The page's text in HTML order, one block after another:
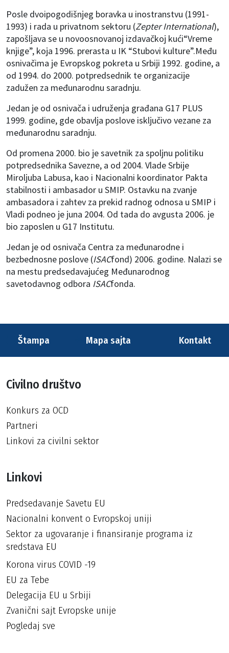
Posle dvoipogodišnjeg boravka u inostranstvu (1991-
1993) i rada u privatnom sektoru (Zepter International),
zapošljava se u novoosnovanoj izdavačkoj kući“Vreme
knjige”, koja 1996. prerasta u IK “Stubovi kulture”.Među
osnivačima je Evropskog pokreta u Srbiji 1992. godine, a
od 1994. do 2000. potpredsednik te organizacije
zadužen za međunarodnu saradnju.
Jedan je od osnivača i udruženja građana G17 PLUS
1999. godine, gde obavlja poslove isključivo vezane za
međunarodnu saradnju.
Od promena 2000. bio je savetnik za spoljnu politiku
potpredsednika Savezne, a od 2004. Vlade Srbije
Miroljuba Labusa, kao i Nacionalni koordinator Pakta
stabilnosti i ambasador u SMIP. Ostavku na zvanje
ambasadora i zahtev za prekid radnog odnosa u SMIP i
Vladi podneo je juna 2004. Od tada do avgusta 2006. je
bio zaposlen u G17 Institutu.
Jedan je od osnivača Centra za međunarodne i
bezbednosne poslove (ISACfond) 2006. godine. Nalazi se
na mestu predsedavajućeg Međunarodnog
savetodavnog odbora ISACfonda.
Štampa Mapa sajta Kontakt
Civilno društvo
Konkurs za OCD
Partneri
Linkovi za civilni sektor
Linkovi
Predsedavanje Savetu EU
Nacionalni konvent o Evropskoj uniji
Sektor za ugovaranje i finansiranje programa iz
sredstava EU
Korona virus COVID -19
EU za Tebe
Delegacija EU u Srbiji
Zvanični sajt Evropske unije
Pogledaj sve